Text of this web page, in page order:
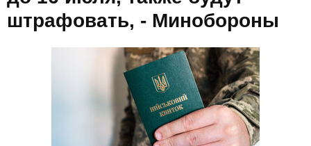
штрафовать, - Минобороны